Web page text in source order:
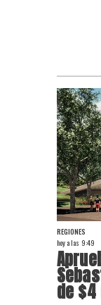
REGIONES
hoy a las 9:49
de